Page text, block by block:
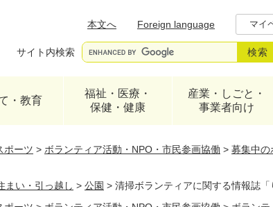
本文へ
Foreign language マイ
サイト内検索
・教育
福祉・医療・
保健・健康
産業・しごと・
事業者向け
ポーツ > ボランティア活動・NPO・市民参画協働 > 募集中の
まい・引っ越し > 公園 > 清掃ボランティアに関する情報誌